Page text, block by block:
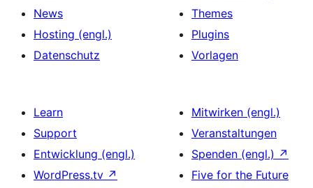
News
Hosting (engl.)
Datenschutz
Themes
Plugins
Vorlagen
Learn
Support
Entwicklung (engl.)
WordPress.tv ↗
Mitwirken (engl.)
Veranstaltungen
Spenden (engl.) ↗
Five for the Future